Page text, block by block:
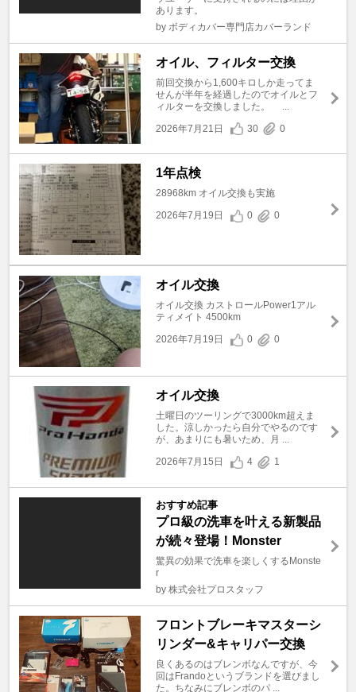
あります。
by ボディカバー専門店カバーランド
オイル、フィルター交換
前回交換から1,600キロしか走ってま
せんが半年を経過したのでオイルとフ
ィルターを交換しました。 ...
2026年7月21日
30 0
1年点検
28968km オイル交換も実施
2026年7月19日
0 0
オイル交換
オイル交換 カストロールPower1アル
ティメイト 4500km
2026年7月19日
0 0
オイル交換
土曜日のツーリングで3000km超えま
した。涼しかったら自分でやるのです
が、あまりにも暑いため、月 ...
2026年7月15日
4 1
おすすめ記事
プロ級の洗車を叶える新製品
が続々登場！Monster
驚異の効果で洗車を楽しくするMonste
r
by 株式会社プロスタッフ
フロントブレーキマスターシ
リンダー&キャリパー交換
良くあるのはブレンボなんですが、今
回はFrandoというブランドを選びまし
た。ちなみにブレンボのパ ...